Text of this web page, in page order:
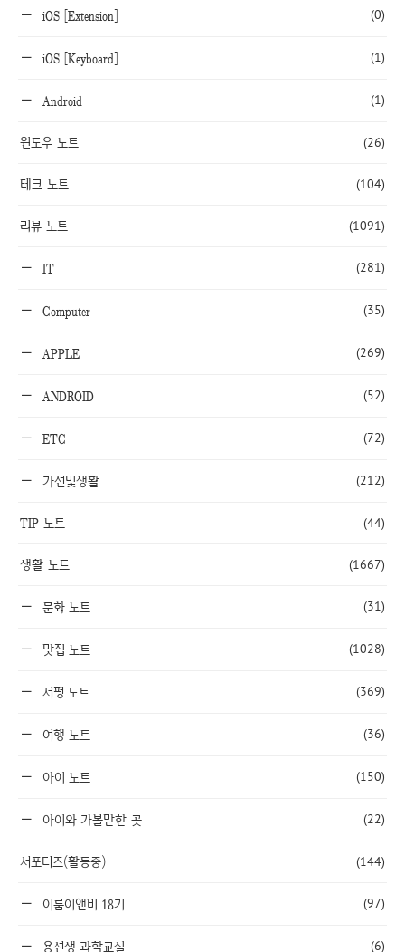
iOS [Extension] (0)
iOS [Keyboard] (1)
Android (1)
윈도우 노트 (26)
테크 노트 (104)
리뷰 노트 (1091)
IT (281)
Computer (35)
APPLE (269)
ANDROID (52)
ETC (72)
가전및생활 (212)
TIP 노트 (44)
생활 노트 (1667)
문화 노트 (31)
맛집 노트 (1028)
서평 노트 (369)
여행 노트 (36)
아이 노트 (150)
아이와 가볼만한 곳 (22)
서포터즈(활동중) (144)
이룸이앤비 18기 (97)
용선생 과학교실 (6)